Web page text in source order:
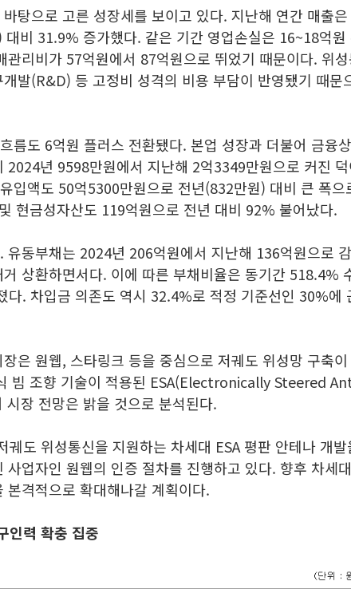
탕으로 고른 성장세를 보이고 있다. 지난해 연간 매출
비 31.9% 증가했다. 같은 기간 영업손실은 16~18억원
관리비가 57억원에서 87억원으로 뛰었기 때문이다. 위성
발(R&D) 등 고정비 성격의 비용 부담이 반영됐기 때문
름도 6억원 플러스 전환됐다. 본업 성장과 더불어 금융
2024년 9598만원에서 지난해 2억3349만원으로 커진
입액도 50억5300만원으로 전년(832만원) 대비 큰 폭으
현금성자산도 119억원으로 전년 대비 92% 불어났다.
유동부채는 2024년 206억원에서 지난해 136억원으로
상환하면서다. 이에 따른 부채비율은 동기간 518.4%
다. 차입금 의존도 역시 32.4%로 적정 기준선인 30%에
은 원웹, 스타링크 등을 중심으로 저궤도 위성망 구축이
빔 조향 기술이 적용된 ESA(Electronically Steered
장 전망은 밝을 것으로 분석된다.
궤도 위성통신을 지원하는 차세대 ESA 평판 안테나 개발
사업자인 원웹의 인증 절차를 진행하고 있다. 향후 차세
본격적으로 확대해나갈 계획이다.
인력 확충 집중